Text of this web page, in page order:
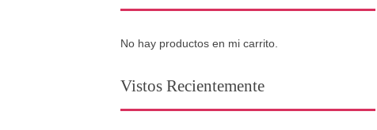
No hay productos en mi carrito.
Vistos Recientemente